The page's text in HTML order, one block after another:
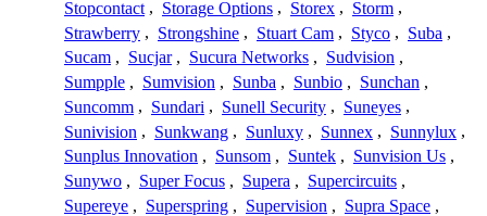
Stopcontact , Storage Options , Storex , Storm ,
Strawberry , Strongshine , Stuart Cam , Styco , Suba ,
Sucam , Sucjar , Sucura Networks , Sudvision ,
Sumpple , Sumvision , Sunba , Sunbio , Sunchan ,
Suncomm , Sundari , Sunell Security , Suneyes ,
Sunivision , Sunkwang , Sunluxy , Sunnex , Sunnylux ,
Sunplus Innovation , Sunsom , Suntek , Sunvision Us ,
Sunywo , Super Focus , Supera , Supercircuits ,
Supereye , Superspring , Supervision , Supra Space ,